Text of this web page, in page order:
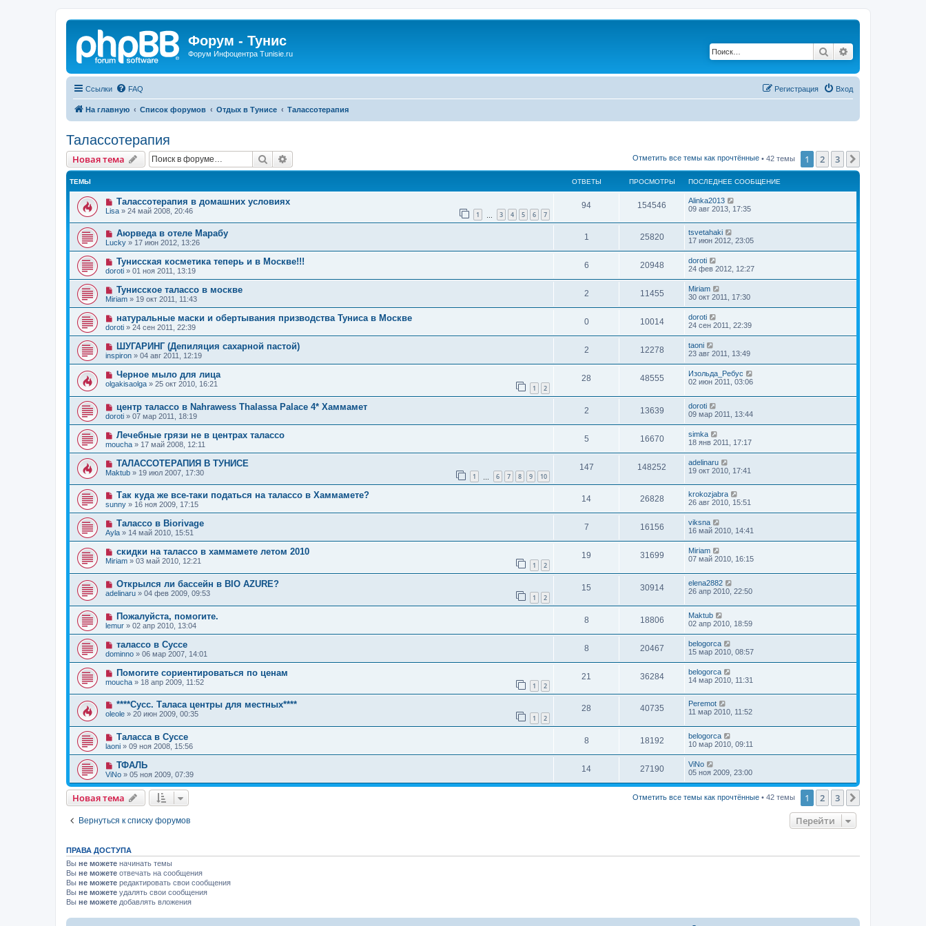
Форум - Тунис
Форум Инфоцентра Tunisie.ru Поиск
Ссылки FAQ Вход
Регистрация
На главную Список форумов Отдых в Тунисе Талассотерапия
Талассотерапия
Новая тема Поиск Отметить все темы как прочтённые • 42 темы 1 2 3
ТЕМЫ ОТВЕТЫ ПРОСМОТРЫ ПОСЛЕДНЕЕ СООБЩЕНИЕ
Талассотерапия в домашних условиях
Lisa » 24 май 2008, 20:46 1 3 4 5 6 7
94 154546
Alinka2013
09 авг 2013, 17:35
Аюрведа в отеле Марабу
Lucky » 17 июн 2012, 13:26
1 25820
tsvetahaki
17 июн 2012, 23:05
Тунисская косметика теперь и в Москве!!!
doroti » 01 ноя 2011, 13:19
6 20948
doroti
24 фев 2012, 12:27
Тунисское талассо в москве
Miriam » 19 окт 2011, 11:43
2 11455
Miriam
30 окт 2011, 17:30
натуральные маски и обертывания призводства Туниса в Москве
doroti » 24 сен 2011, 22:39
0 10014
doroti
24 сен 2011, 22:39
ШУГАРИНГ (Депиляция сахарной пастой)
inspiron » 04 авг 2011, 12:19
2 12278
taoni
23 авг 2011, 13:49
Черное мыло для лица
olgakisaolga » 25 окт 2010, 16:21 1 2
28 48555
Изольда_Ребус
02 июн 2011, 03:06
центр талассо в Nahrawess Thalassa Palace 4* Хаммамет
doroti » 07 мар 2011, 18:19
2 13639
doroti
09 мар 2011, 13:44
Лечебные грязи не в центрах талассо
moucha » 17 май 2008, 12:11
5 16670
simka
18 янв 2011, 17:17
ТАЛАССОТЕРАПИЯ В ТУНИСЕ
Maktub » 19 июл 2007, 17:30 1 6 7 8 9 10
147 148252
adelinaru
19 окт 2010, 17:41
Так куда же все-таки податься на талассо в Хаммамете?
sunny » 16 ноя 2009, 17:15
14 26828
krokozjabra
26 авг 2010, 15:51
Талассо в Biorivage
Ayla » 14 май 2010, 15:51
7 16156
viksna
16 май 2010, 14:41
скидки на талассо в хаммамете летом 2010
Miriam » 03 май 2010, 12:21 1 2
19 31699
Miriam
07 май 2010, 16:15
Открылся ли бассейн в BIO AZURE?
adelinaru » 04 фев 2009, 09:53 1 2
15 30914
elena2882
26 апр 2010, 22:50
Пожалуйста, помогите.
lemur » 02 апр 2010, 13:04
8 18806
Maktub
02 апр 2010, 18:59
талассо в Суссе
dominno » 06 мар 2007, 14:01
8 20467
belogorca
15 мар 2010, 08:57
Помогите сориентироваться по ценам
moucha » 18 апр 2009, 11:52 1 2
21 36284
belogorca
14 мар 2010, 11:31
****Сусс. Таласа центры для местных****
oleole » 20 июн 2009, 00:35 1 2
28 40735
Peremot
11 мар 2010, 11:52
Таласса в Суссе
laoni » 09 ноя 2008, 15:56
8 18192
belogorca
10 мар 2010, 09:11
ТФАЛЬ
ViNo » 05 ноя 2009, 07:39
14 27190
ViNo
05 ноя 2009, 23:00
Новая тема Отметить все темы как прочтённые • 42 темы 1 2 3
Вернуться к списку форумов Перейти
ПРАВА ДОСТУПА
Вы не можете начинать темы
Вы не можете отвечать на сообщения
Вы не можете редактировать свои сообщения
Вы не можете удалять свои сообщения
Вы не можете добавлять вложения